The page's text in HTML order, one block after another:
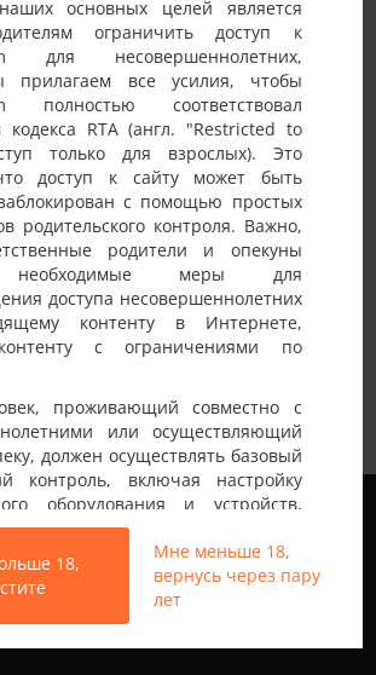
основных целей является
ограничить доступ к
для несовершеннолетних,
прилагаем все усилия, чтобы
полностью соответствовал
кодекса RTA (англ. "Restricted to
только для взрослых). Это
доступ к сайту может быть
с помощью простых
родительского контроля. Важно,
родители и опекуны
необходимые меры для
доступа несовершеннолетних
контенту в Интернете,
с ограничениями по
проживающий совместно с
или осуществляющий
должен осуществлять базовый
контроль, включая настройку
оборудования и устройств,
обеспечения или
услуг фильтрации от провайдера,
доступ
к неподходящему
18,
Мне меньше 18,
вернусь через пару
лет
Детали анкеты
ПараКиев
50 и более лет
Украина
Киев
170-70, ищем мужчину би уни.
защищены © 2013-2026
не только в Украине
cookie, чтобы обеспечить
работы на нашем сайте.
о том, какие файлы cookie мы
отключить их можно в разделе